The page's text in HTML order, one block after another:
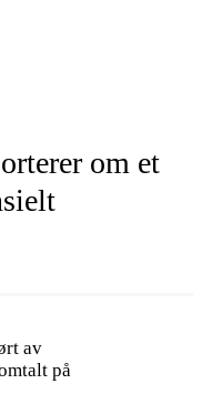
om et
av
på